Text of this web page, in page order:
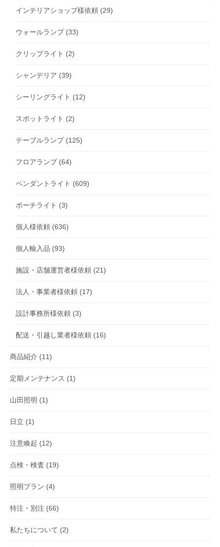
インテリアショップ樣依頼 (29)
ウォールランプ(33)
クリップライト (2)
シャンデリア (39)
シーリングライト (12)
スポットライト (2)
テーブルランプ(125)
フロアランプ(64)
ペンダントライト (609)
ポーチライト (3)
個人様依頼 (636)
個人輸入品 (93)
施設・店舗運営者様依頼 (21)
法人・事業者様依頼 (17)
設計事務所様依頼 (3)
配送・引越し業者様依頼 (16)
商品紹介 (11)
定期メンテナンス (1)
山田照明 (1)
日立 (1)
注意喚起 (12)
点検・検査 (19)
照明プラン (4)
特注・別注 (66)
私たちについて (2)